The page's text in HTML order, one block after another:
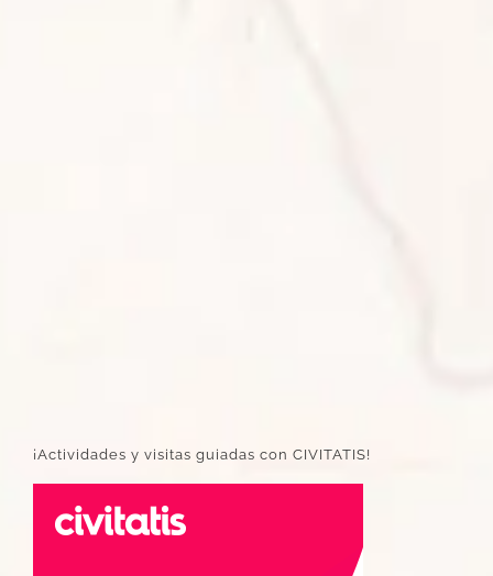
¡Actividades y visitas guiadas con CIVITATIS!